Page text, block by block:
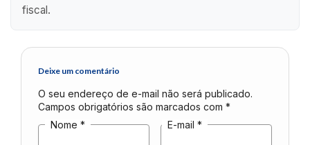
fiscal.
Deixe um comentário
O seu endereço de e-mail não será publicado.
Campos obrigatórios são marcados com *
Nome * E-mail *